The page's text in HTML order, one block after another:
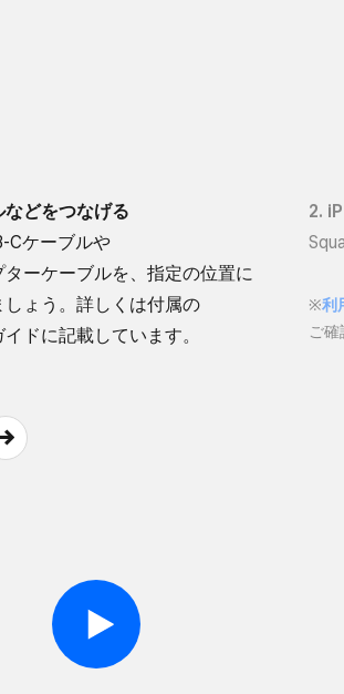
などを​つなげる
Cケーブルや​
ターケーブルを、​指定の​位置に​
しょう。​詳しくは​付属の​
ドに​記載しています。
2.
※利
ご